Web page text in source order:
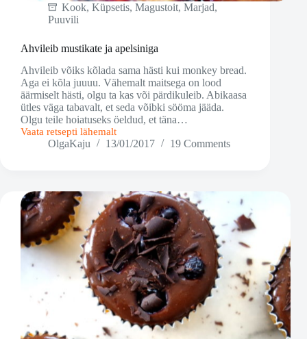
Kook, Küpsetis, Magustoit, Marjad,
Puuvili
Ahvileib mustikate ja apelsiniga
Ahvileib võiks kõlada sama hästi kui monkey bread.
Aga ei kõla juuuu. Vähemalt maitsega on lood
äärmiselt hästi, olgu ta kas või pärdikuleib. Abikaasa
ütles väga tabavalt, et seda võibki sööma jääda.
Olgu teile hoiatuseks öeldud, et täna…
Vaata retsepti lähemalt
Ahvileib
mustikateOlgaKaju 13/01/2017 19 Comments